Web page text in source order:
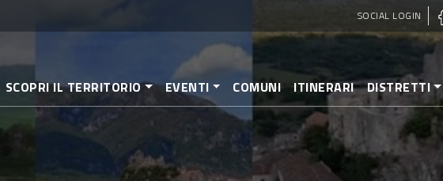
zum
SOCIAL LOGIN
SCOPRI IL TERRITORIO EVENTI COMUNI ITINERARI DISTRETTI